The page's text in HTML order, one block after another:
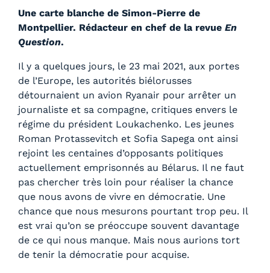
Une carte blanche de Simon-Pierre de
Montpellier. Rédacteur en chef de la revue En
Question.
Il y a quelques jours, le 23 mai 2021, aux portes
de l’Europe, les autorités biélorusses
détournaient un avion Ryanair pour arrêter un
journaliste et sa compagne, critiques envers le
régime du président Loukachenko. Les jeunes
Roman Protassevitch et Sofia Sapega ont ainsi
rejoint les centaines d’opposants politiques
actuellement emprisonnés au Bélarus. Il ne faut
pas chercher très loin pour réaliser la chance
que nous avons de vivre en démocratie. Une
chance que nous mesurons pourtant trop peu. Il
est vrai qu’on se préoccupe souvent davantage
de ce qui nous manque. Mais nous aurions tort
de tenir la démocratie pour acquise.